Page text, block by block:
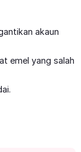
akaun
emel yang salah